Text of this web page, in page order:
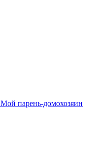
Мой парень-домохозяин